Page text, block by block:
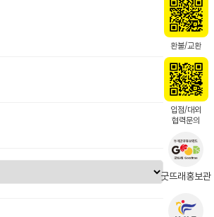
환불/교환
입점/대외
협력문의
굿뜨래홍보관